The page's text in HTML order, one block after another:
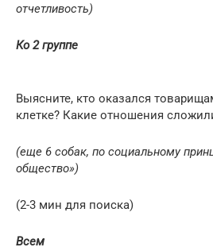
отчетливость)
Ко 2 группе
Выясните, кто оказался
клетке? Какие отношения
(еще 6 собак, по социальному
общество»)
(2-3 мин для поиска)
Всем